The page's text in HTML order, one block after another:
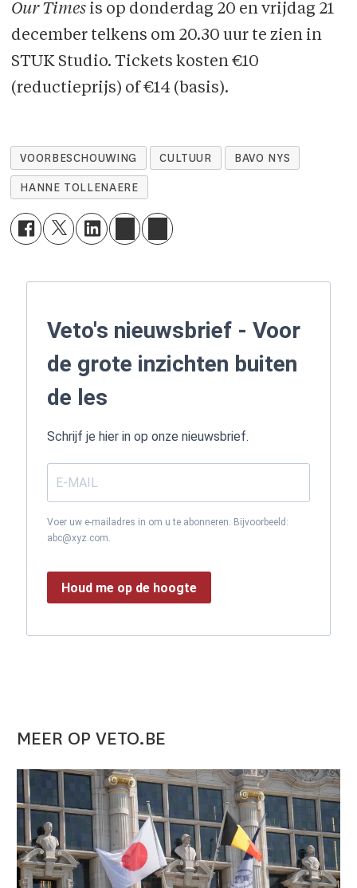
Our Timesis op donderdag 20 en vrijdag 21
december telkens om 20.30 uur te zien in
STUK Studio. Tickets kosten €10
(reductieprijs) of €14 (basis).
VOORBESCHOUWING CULTUUR BAVO NYS
HANNE TOLLENAERE
Veto's nieuwsbrief - Voor
de grote inzichten buiten
de les
Schrijf je hier in op onze nieuwsbrief.
Voer uw e-mailadres in om u te abonneren. Bijvoorbeeld:
abc@xyz.com.
Houd me op de hoogte
MEER OP VETO.BE